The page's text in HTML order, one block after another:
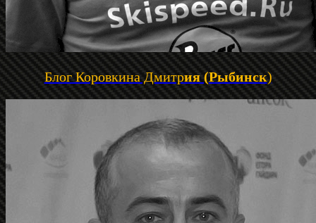
Блог Коровкина Дмитрия (Рыбинск)